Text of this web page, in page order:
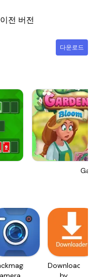
전 버전
다운로드
Downloader